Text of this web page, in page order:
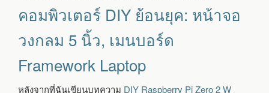
ที่
คอมพิวเตอร์
DIY
5
คอมพิวเตอร์ DIY ย้อนยุค: หน้าจอ
วงกลม 5 นิ้ว, เมนบอร์ด
Framework Laptop
หลังจากที่ฉันเขียนบทความ DIY Raspberry Pi Zero 2 W